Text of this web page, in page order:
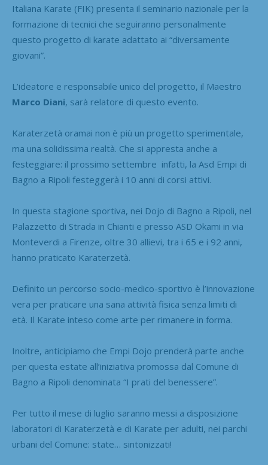
Italiana Karate (FIK) presenta il seminario nazionale per la
formazione di tecnici che seguiranno personalmente
questo progetto di karate adattato ai “diversamente
giovani”.
L’ideatore e responsabile unico del progetto, il Maestro
Marco Diani, sarà relatore di questo evento.
Karaterzetà oramai non è più un progetto sperimentale,
ma una solidissima realtà. Che si appresta anche a
festeggiare: il prossimo settembre infatti, la Asd Empi di
Bagno a Ripoli festeggerà i 10 anni di corsi attivi.
In questa stagione sportiva, nei Dojo di Bagno a Ripoli, nel
Palazzetto di Strada in Chianti e presso ASD Okami in via
Monteverdi a Firenze, oltre 30 allievi, tra i 65 e i 92 anni,
hanno praticato Karaterzetà.
Definito un percorso socio-medico-sportivo è l’innovazione
vera per praticare una sana attività fisica senza limiti di
età. Il Karate inteso come arte per rimanere in forma.
Inoltre, anticipiamo che Empi Dojo prenderà parte anche
per questa estate all’iniziativa promossa dal Comune di
Bagno a Ripoli denominata “I prati del benessere”.
Per tutto il mese di luglio saranno messi a disposizione
laboratori di Karaterzetà e di Karate per adulti, nei parchi
urbani del Comune: state… sintonizzati!